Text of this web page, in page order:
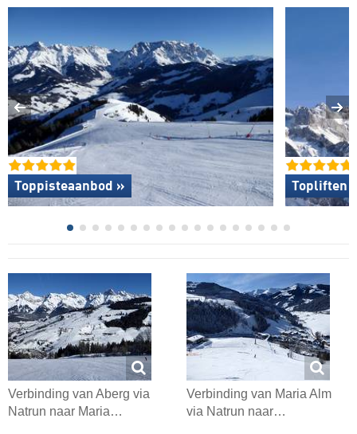
Toppisteaanbod » Topliften
Verbinding van Aberg via
Natrun naar Maria…
Verbinding van Maria Alm
via Natrun naar…